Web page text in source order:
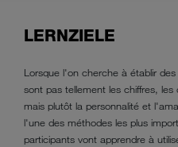
LERNZIELE
Lorsque l'on cherche à établir
sont pas tellement les chiffres,
mais plutôt la personnalité et
l'une des méthodes les plus
participants vont apprendre à